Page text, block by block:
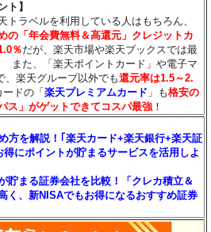
ト】
トラベルを利用している人はもちろん、
の「年会費無料＆高還元」クレジットカ
％だが、楽天市場や楽天ブックスでは最
また、「楽天ポイントカード」や電子マ
、楽天グループ以外でも還元率は1.5～2.
ドの「楽天プレミアムカード 」も格安の
ス」がゲットできてコスパ最強 ！
方を解説！｢楽天カード+楽天銀行+楽天証
にポイントが貯まるサービスを活用しよ
貯まる証券会社を比較！「クレカ積立＆
く、新NISAでもお得になるおすすめ証券